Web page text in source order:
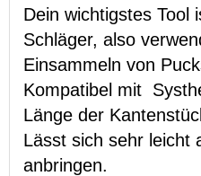
Dein wichtigstes Tool
Schläger, also
Einsammeln von
Kompatibel mit
Länge der
Lässt sich sehr leicht
anbringen.